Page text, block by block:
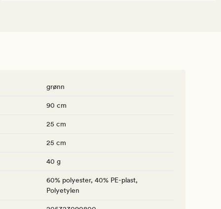
grønn
90 cm
25 cm
25 cm
40 g
60% polyester, 40% PE-plast,
Polyetylen